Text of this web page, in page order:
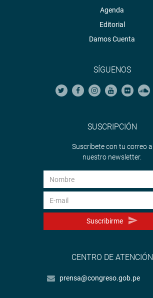
Agenda
Editorial
Damos Cuenta
SÍGUENOS
SUSCRIPCIÓN
Suscríbete con tu correo a
nuestro newsletter.
Suscribirme
CENTRO DE ATENCIÓN
prensa@congreso.gob.pe